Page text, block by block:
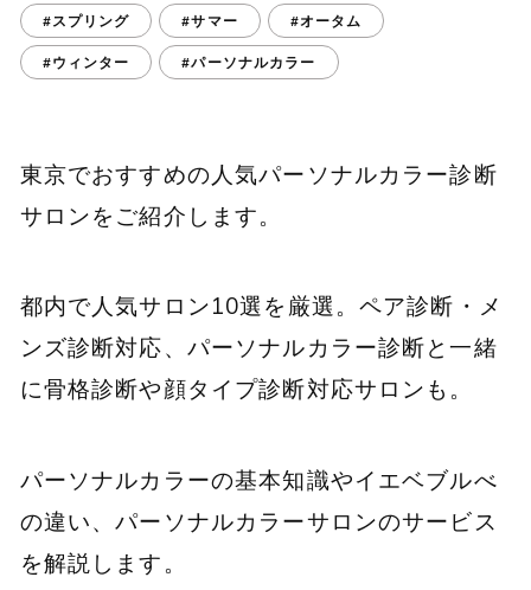
#スプリング #サマー #オータム
#ウィンター #パーソナルカラー
東京でおすすめの人気パーソナルカラー診断
サロンをご紹介します。
都内で人気サロン10選を厳選。ペア診断・メ
ンズ診断対応、パーソナルカラー診断と一緒
に骨格診断や顔タイプ診断対応サロンも。
パーソナルカラーの基本知識やイエベブルべ
の違い、パーソナルカラーサロンのサービス
を解説します。